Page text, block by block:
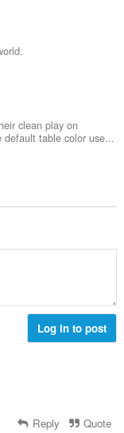
clean play on
table color use...
Log in to post
Reply Quote